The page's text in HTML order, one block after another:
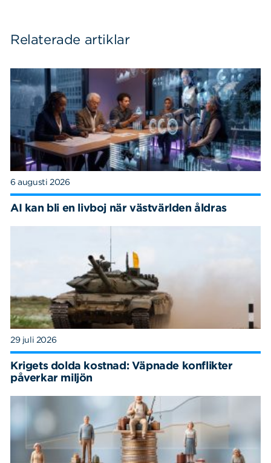
Relaterade artiklar
6 augusti 2026
AI kan bli en livboj när västvärlden åldras
29 juli 2026
Krigets dolda kostnad: Väpnade konflikter
påverkar miljön